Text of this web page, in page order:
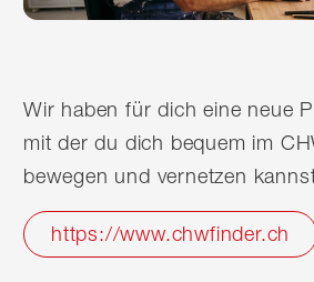
Wir haben für dich eine neue
mit der du dich bequem im
bewegen und vernetzen
https://www.chwfinder.ch